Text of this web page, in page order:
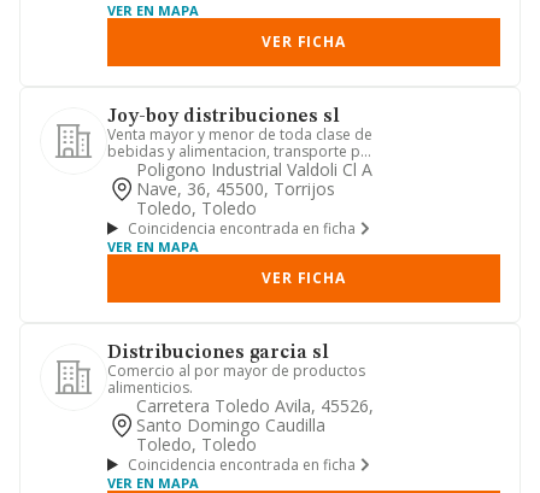
VER EN MAPA
VER FICHA
Joy-boy distribuciones sl
Venta mayor y menor de toda clase de
bebidas y alimentacion, transporte por
carretera, previa obten...
Poligono Industrial Valdoli Cl A
Nave, 36, 45500, Torrijos
Toledo, Toledo
Coincidencia encontrada en ficha
VER EN MAPA
VER FICHA
Distribuciones garcia sl
Comercio al por mayor de productos
alimenticios.
Carretera Toledo Avila, 45526,
Santo Domingo Caudilla
Toledo, Toledo
Coincidencia encontrada en ficha
VER EN MAPA